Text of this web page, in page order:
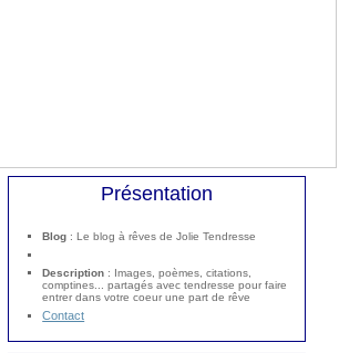
Présentation
Blog : Le blog à rêves de Jolie Tendresse
Description : Images, poèmes, citations,
comptines... partagés avec tendresse pour faire
entrer dans votre coeur une part de rêve
Contact